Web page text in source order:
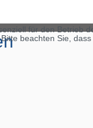
für den
beachten Sie,